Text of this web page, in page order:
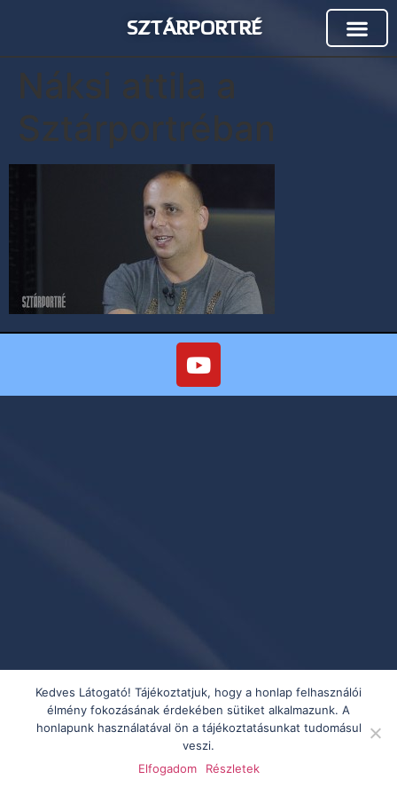
SZTÁRPORTRÉ
Náksi attila a
Sztárportréban
Kedves Látogató! Tájékoztatjuk, hogy a honlap felhasználói
élmény fokozásának érdekében sütiket alkalmazunk. A
honlapunk használatával ön a tájékoztatásunkat tudomásul
veszi.
Elfogadom
Részletek